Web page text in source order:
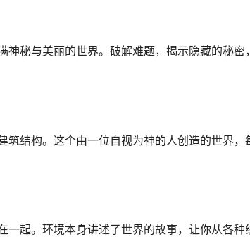
秘与美丽的世界。破解难题，揭示隐藏的秘
筑结构。这个由一位自视为神的人创造的世界
起。环境本身讲述了世界的故事，让你从各种